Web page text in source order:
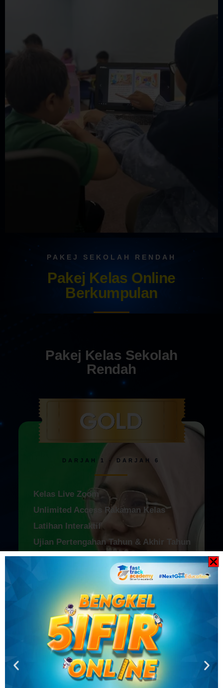
PAKEJ SEKOLAH RENDAH
Pakej Kelas Online
Berkumpulan
Pakej Kelas Sekolah
Rendah
DARJAH 1 - DARJAH 6
Kelas Live Zoom
Unlimited Access Rakaman Kelas
Latihan Interaktif
Ujian Pertengahan Tahun & Akhir Tahun
Laporan Prestasi Pelajar
Nota/Modul & Latihan disediakan
DARJAH 1 - DARJAH 6